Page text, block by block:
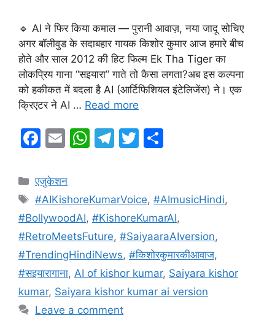
🔹 AI ने फिर किया कमाल — पुरानी आवाज़, नया जादू सोचिए
अगर बॉलीवुड के सदाबहार गायक किशोर कुमार आज हमारे बीच
होते और साल 2012 की हिट फिल्म Ek Tha Tiger का
लोकप्रिय गाना “सइयारा” गाते तो कैसा लगता?अब इस कल्पना
को हकीकत में बदला है AI (आर्टिफिशियल इंटेलिजेंस) ने। एक
क्रिएटर ने AI … Read more
F
c
e
b
o
o
k
E
ai
l
W
s
A
p
p
T
gr
a
m
T
er e
Categories
एजुकेशन
Tags
#AIKishoreKumarVoice,#AImusicHindi,
#BollywoodAI, #KishoreKumarAI,
#RetroMeetsFuture, #SaiyaaraAIversion,
#TrendingHindiNews, #किशोरकुमारकीआवाज,
#सइयारागाना, AI of kishor kumar, Saiyara kishor
kumar, Saiyara kishor kumar ai version
Leave a comment